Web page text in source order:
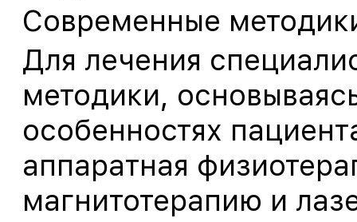
Современные
Для лечения
методики,
особенностях
аппаратная
магнитотерапию и